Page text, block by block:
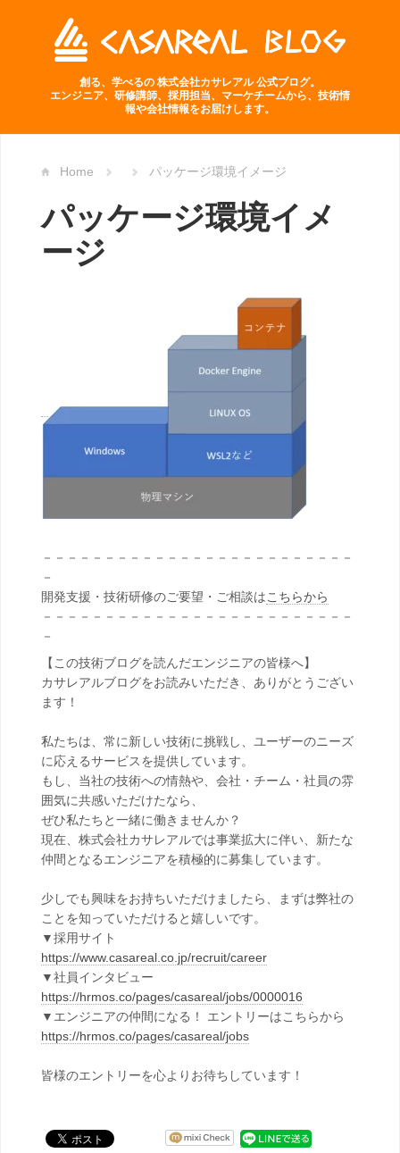
創る、学べるの 株式会社カサレアル 公式ブログ。
エンジニア、研修講師、採用担当、マーケチームから、技術情
報や会社情報をお届けします。
Home パッケージ環境イメージ
パッケージ環境イメ
ージ
－－－－－－－－－－－－－－－－－－－－－－－－－
－
開発支援・技術研修のご要望・ご相談はこちらから
－－－－－－－－－－－－－－－－－－－－－－－－－
－
【この技術ブログを読んだエンジニアの皆様へ】
カサレアルブログをお読みいただき、ありがとうござい
ます！
私たちは、常に新しい技術に挑戦し、ユーザーのニーズ
に応えるサービスを提供しています。
もし、当社の技術への情熱や、会社・チーム・社員の雰
囲気に共感いただけたなら、
ぜひ私たちと一緒に働きませんか？
現在、株式会社カサレアルでは事業拡大に伴い、新たな
仲間となるエンジニアを積極的に募集しています。
少しでも興味をお持ちいただけましたら、まずは弊社の
ことを知っていただけると嬉しいです。
▼採用サイト
https://www.casareal.co.jp/recruit/career
▼社員インタビュー
https://hrmos.co/pages/casareal/jobs/0000016
▼エンジニアの仲間になる！ エントリーはこちらから
https://hrmos.co/pages/casareal/jobs
皆様のエントリーを心よりお待ちしています！